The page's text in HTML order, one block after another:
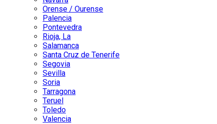
Orense / Ourense
Palencia
Pontevedra
Rioja, La
Salamanca
Santa Cruz de Tenerife
Segovia
Sevilla
Soria
Tarragona
Teruel
Toledo
Valencia